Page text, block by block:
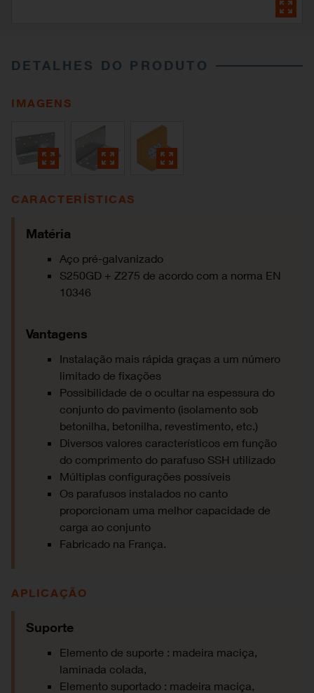
DETALHES DO PRODUTO
IMAGENS
CARACTERÍSTICAS
Matéria
Aço pré-galvanizado
S250GD + Z275 de acordo com a norma EN
10346
Vantagens
Instalação mais rápida graças a um número
limitado de fixações
Possibilidade de o ocultar na espessura do
conjunto do pavimento (isolamento sob
betonilha, betonilha, revestimento, etc.)
Diversos valores característicos em função
do comprimento do parafuso SSH utilizado
Múltiplas configurações possíveis
Os parafusos instalados no canto
proporcionam uma melhor capacidade de
carga ao conjunto
Fabricado na França.
APLICAÇÃO
Suporte
Elemento de suporte : madeira maciça,
laminada colada,
Elemento suportado : madeira maciça,